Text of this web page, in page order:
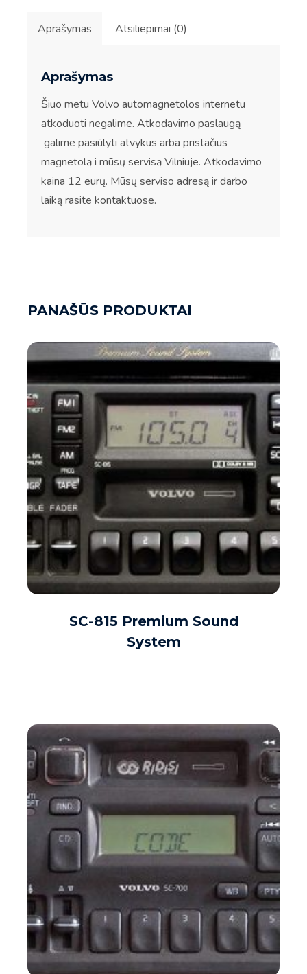
Aprašymas Atsiliepimai (0)
Aprašymas
Šiuo metu Volvo automagnetolos internetu
atkoduoti negalime. Atkodavimo paslaugą
galime pasiūlyti atvykus arba pristačius
magnetolą i mūsų servisą Vilniuje. Atkodavimo
kaina 12 eurų. Mūsų serviso adresą ir darbo
laiką rasite kontaktuose.
PANAŠŪS PRODUKTAI
DAUGIAU
SC-815 Premium Sound
System